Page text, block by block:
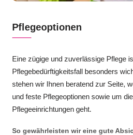
Pflegeoptionen
Eine zügige und zuverlässige Pflege
Pflegebedürftigkeitsfall besonders
stehen wir Ihnen beratend zur Seite,
und feste Pflegeoptionen sowie um
Pflegeeinrichtungen geht.
So gewährleisten wir eine gute